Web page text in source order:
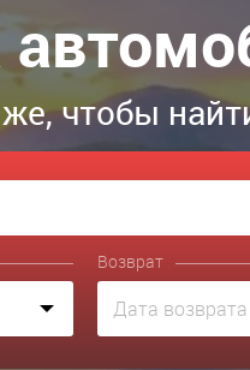
чтобы
Возврат